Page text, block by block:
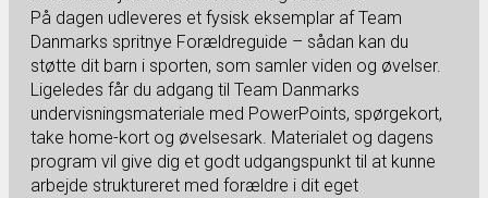
På dagen udleveres et fysisk eksemplar af Team
Danmarks spritnye Forældreguide – sådan kan du
støtte dit barn i sporten, som samler viden og øvelser.
Ligeledes får du adgang til Team Danmarks
undervisningsmateriale med PowerPoints, spørgekort,
take home-kort og øvelsesark. Materialet og dagens
program vil give dig et godt udgangspunkt til at kunne
arbejde struktureret med forældre i dit eget